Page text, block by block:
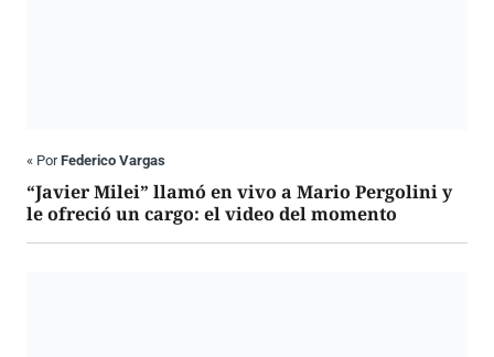
« PorFederico Vargas
“Javier Milei” llamó en vivo a Mario Pergolini y
le ofreció un cargo: el video del momento